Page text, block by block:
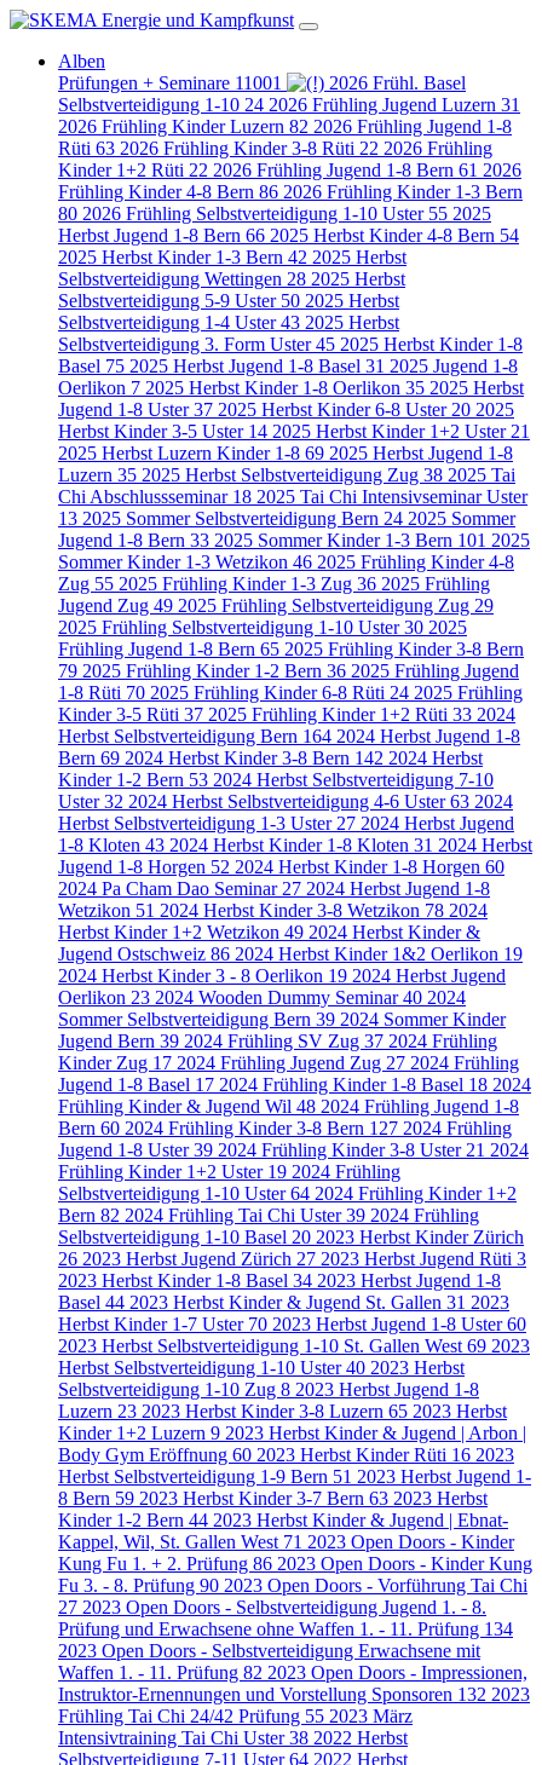
Alben
Prüfungen + Seminare 11001
2026 Frühl. Basel
Selbstverteidigung 1-10 24 2026 Frühling Jugend Luzern 31
2026 Frühling Kinder Luzern 82 2026 Frühling Jugend 1-8
Rüti 63 2026 Frühling Kinder 3-8 Rüti 22 2026 Frühling
Kinder 1+2 Rüti 22 2026 Frühling Jugend 1-8 Bern 61 2026
Frühling Kinder 4-8 Bern 86 2026 Frühling Kinder 1-3 Bern
80 2026 Frühling Selbstverteidigung 1-10 Uster 55 2025
Herbst Jugend 1-8 Bern 66 2025 Herbst Kinder 4-8 Bern 54
2025 Herbst Kinder 1-3 Bern 42 2025 Herbst
Selbstverteidigung Wettingen 28 2025 Herbst
Selbstverteidigung 5-9 Uster 50 2025 Herbst
Selbstverteidigung 1-4 Uster43 2025 Herbst
Selbstverteidigung 3. Form Uster45 2025 Herbst Kinder 1-8
Basel 75 2025 Herbst Jugend 1-8 Basel 31 2025 Jugend 1-8
Oerlikon 7 2025 Herbst Kinder 1-8 Oerlikon 35 2025 Herbst
Jugend 1-8 Uster37 2025 Herbst Kinder 6-8 Uster 20 2025
Herbst Kinder 3-5 Uster 14 2025 Herbst Kinder 1+2 Uster 21
2025 Herbst Luzern Kinder 1-8 69 2025 Herbst Jugend 1-8
Luzern 35 2025 Herbst Selbstverteidigung Zug 38 2025 Tai
Chi Abschlussseminar 18 2025 Tai Chi Intensivseminar Uster
13 2025 Sommer Selbstverteidigung Bern 24 2025 Sommer
Jugend 1-8 Bern 33 2025 Sommer Kinder 1-3 Bern 101 2025
Sommer Kinder 1-3 Wetzikon 46 2025 Frühling Kinder 4-8
Zug 55 2025 Frühling Kinder 1-3 Zug 36 2025 Frühling
Jugend Zug 49 2025 Frühling Selbstverteidigung Zug 29
2025 Frühling Selbstverteidigung 1-10 Uster30 2025
Frühling Jugend 1-8 Bern 65 2025 Frühling Kinder 3-8 Bern
79 2025 Frühling Kinder 1-2 Bern 36 2025 Frühling Jugend
1-8 Rüti 70 2025 Frühling Kinder 6-8 Rüti 24 2025 Frühling
Kinder 3-5 Rüti 37 2025 Frühling Kinder 1+2 Rüti 33 2024
Herbst Selbstverteidigung Bern 164 2024 Herbst Jugend 1-8
Bern 69 2024 Herbst Kinder 3-8 Bern 142 2024 Herbst
Kinder 1-2 Bern 53 2024 Herbst Selbstverteidigung 7-10
Uster32 2024 Herbst Selbstverteidigung 4-6 Uster63 2024
Herbst Selbstverteidigung 1-3 Uster 27 2024 Herbst Jugend
1-8 Kloten 43 2024 Herbst Kinder 1-8 Kloten 31 2024 Herbst
Jugend 1-8 Horgen 52 2024 Herbst Kinder 1-8 Horgen 60
2024 Pa Cham Dao Seminar 27 2024 Herbst Jugend 1-8
Wetzikon 51 2024 Herbst Kinder 3-8 Wetzikon 78 2024
Herbst Kinder 1+2 Wetzikon 49 2024 Herbst Kinder &
Jugend Ostschweiz 86 2024 Herbst Kinder 1&2 Oerlikon 19
2024 Herbst Kinder 3 - 8 Oerlikon 19 2024 Herbst Jugend
Oerlikon 23 2024 Wooden Dummy Seminar40 2024
Sommer Selbstverteidigung Bern 39 2024 Sommer Kinder
Jugend Bern 39 2024 Frühling SV Zug 37 2024 Frühling
Kinder Zug 17 2024 Frühling Jugend Zug 27 2024 Frühling
Jugend 1-8 Basel 17 2024 Frühling Kinder 1-8 Basel 18 2024
Frühling Kinder & Jugend Wil 48 2024 Frühling Jugend 1-8
Bern 60 2024 Frühling Kinder 3-8 Bern 127 2024 Frühling
Jugend 1-8 Uster39 2024 Frühling Kinder 3-8 Uster 21 2024
Frühling Kinder 1+2 Uster 19 2024 Frühling
Selbstverteidigung 1-10 Uster64 2024 Frühling Kinder 1+2
Bern 82 2024 Frühling Tai Chi Uster39 2024 Frühling
Selbstverteidigung 1-10 Basel 20 2023 Herbst Kinder Zürich
26 2023 Herbst Jugend Zürich 27 2023 Herbst Jugend Rüti 3
2023 Herbst Kinder 1-8 Basel 34 2023 Herbst Jugend 1-8
Basel 44 2023 Herbst Kinder & Jugend St. Gallen 31 2023
Herbst Kinder 1-7 Uster 70 2023 Herbst Jugend 1-8 Uster60
2023 Herbst Selbstverteidigung 1-10 St. Gallen West 69 2023
Herbst Selbstverteidigung 1-10 Uster40 2023 Herbst
Selbstverteidigung 1-10 Zug 8 2023 Herbst Jugend 1-8
Luzern 23 2023 Herbst Kinder 3-8 Luzern 65 2023 Herbst
Kinder 1+2 Luzern 9 2023 Herbst Kinder & Jugend | Arbon |
Body Gym Eröffnung 60 2023 Herbst Kinder Rüti 16 2023
Herbst Selbstverteidigung 1-9 Bern 51 2023 Herbst Jugend 1-
8 Bern 59 2023 Herbst Kinder 3-7 Bern 63 2023 Herbst
Kinder 1-2 Bern 44 2023 Herbst Kinder & Jugend | Ebnat-
Kappel, Wil, St. Gallen West 71 2023 Open Doors - Kinder
Kung Fu 1. + 2. Prüfung 86 2023 Open Doors - Kinder Kung
Fu 3. - 8. Prüfung 90 2023 Open Doors - Vorführung Tai Chi
27 2023 Open Doors - Selbstverteidigung Jugend 1. - 8.
Prüfung und Erwachsene ohne Waffen 1. - 11. Prüfung 134
2023 Open Doors - Selbstverteidigung Erwachsene mit
Waffen 1. - 11. Prüfung 82 2023 Open Doors - Impressionen,
Instruktor-Ernennungen und Vorstellung Sponsoren 132 2023
Frühling Tai Chi 24/42 Prüfung 55 2023 März
Intensivtraining Tai Chi Uster38 2022 Herbst
Selbstverteidigung 7-11 Uster64 2022 Herbst